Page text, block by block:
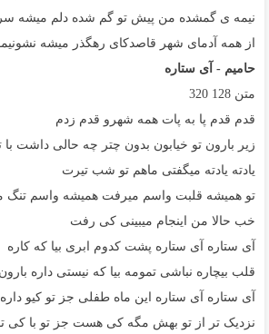
نیمه ی گمشده من پیش تو گم شده دلم میشه
از همه آدمای شهر قاصدکای رهگذر میشه
حامیم - آی ستاره
متن 128
320
قدم قدم پا به پات همه شهرو قدم زدم
زیر بارون تو خیابون بدون چتر چه حالی داشت با
یادته یادته میگفتی ماهم تو شب تیرت
تو همیشه قلبت واسم میرفت همیشه واسم تنگ
خب حالا من اینجام میبینی کی رفت
آی ستاره آی ستاره پشت کدوم ابری بیا که کاره
قلب بیچاره نباشی تمومه بیا که نیستی داره بارون
آی ستاره آی ستاره این ماه طفلی جز تو کیو داره
نزدیک تر از تو بهش مگه کی هست جز تو با کی